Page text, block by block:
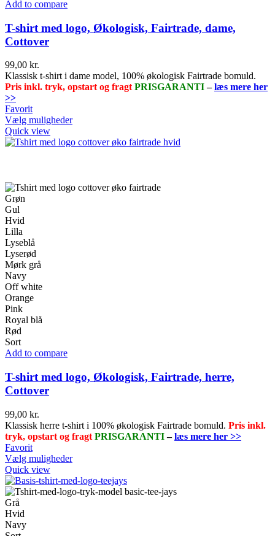
Add to compare
T-shirt med logo, Økologisk, Fairtrade, dame,
Cottover
99,00 kr.
Klassisk t-shirt i dame model, 100% økologisk Fairtrade bomuld.
Pris inkl. tryk, opstart og fragt PRISGARANTI–læs mere her
>>
Favorit
Vælg mulighederDette
har
kan
Quick view
Grøn
Gul
Hvid
Lilla
Lyseblå
Lyserød
Mørk grå
Navy
Off white
Orange
Pink
Royal blå
Rød
Sort
Add to compare
T-shirt med logo, Økologisk, Fairtrade, herre,
Cottover
99,00 kr.
Klassisk herre t-shirt i 100% økologisk Fairtrade bomuld. Pris inkl.
tryk, opstart og fragt PRISGARANTI–læs mere her >>
Favorit
Vælg mulighederDette
har
flere
Quick view
Grå
Hvid
Navy